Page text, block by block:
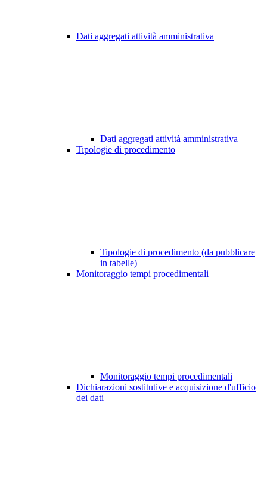
Dati aggregati attività amministrativa
Dati aggregati attività amministrativa
Tipologie di procedimento
Tipologie di procedimento (da pubblicare
in tabelle)
Monitoraggio tempi procedimentali
Monitoraggio tempi procedimentali
Dichiarazioni sostitutive e acquisizione d'ufficio
dei dati